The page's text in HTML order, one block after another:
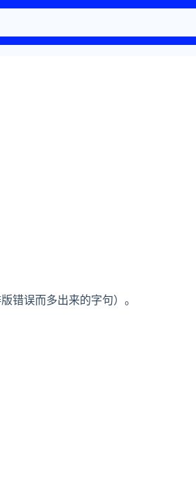
错误而多出来的字句）。